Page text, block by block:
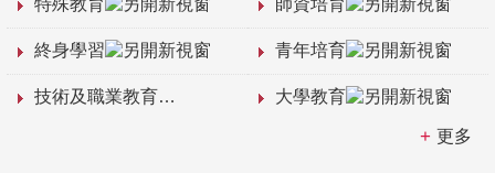
特殊教育 師資培育
終身學習 青年培育
技術及職業教育 大學教育
更多